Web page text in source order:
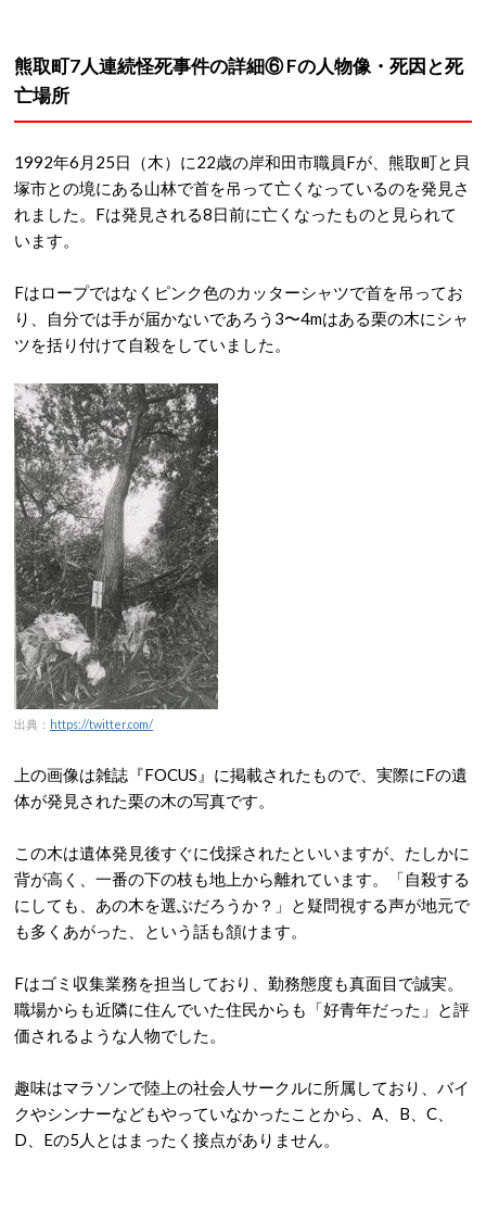
熊取町7人連続怪死事件の詳細⑥ Fの人物像・死因と死
亡場所
1992年6月25日（木）に22歳の岸和田市職員Fが、熊取町と貝
塚市との境にある山林で首を吊って亡くなっているのを発見さ
れました。Fは発見される8日前に亡くなったものと見られて
います。
Fはロープではなくピンク色のカッターシャツで首を吊ってお
り、自分では手が届かないであろう3〜4mはある栗の木にシャ
ツを括り付けて自殺をしていました。
出典： https://twitter.com/
上の画像は雑誌『FOCUS』に掲載されたもので、実際にFの遺
体が発見された栗の木の写真です。
この木は遺体発見後すぐに伐採されたといいますが、たしかに
背が高く、一番の下の枝も地上から離れています。「自殺する
にしても、あの木を選ぶだろうか？」と疑問視する声が地元で
も多くあがった、という話も頷けます。
Fはゴミ収集業務を担当しており、勤務態度も真面目で誠実。
職場からも近隣に住んでいた住民からも「好青年だった」と評
価されるような人物でした。
趣味はマラソンで陸上の社会人サークルに所属しており、バイ
クやシンナーなどもやっていなかったことから、A、B、C、
D、Eの5人とはまったく接点がありません。